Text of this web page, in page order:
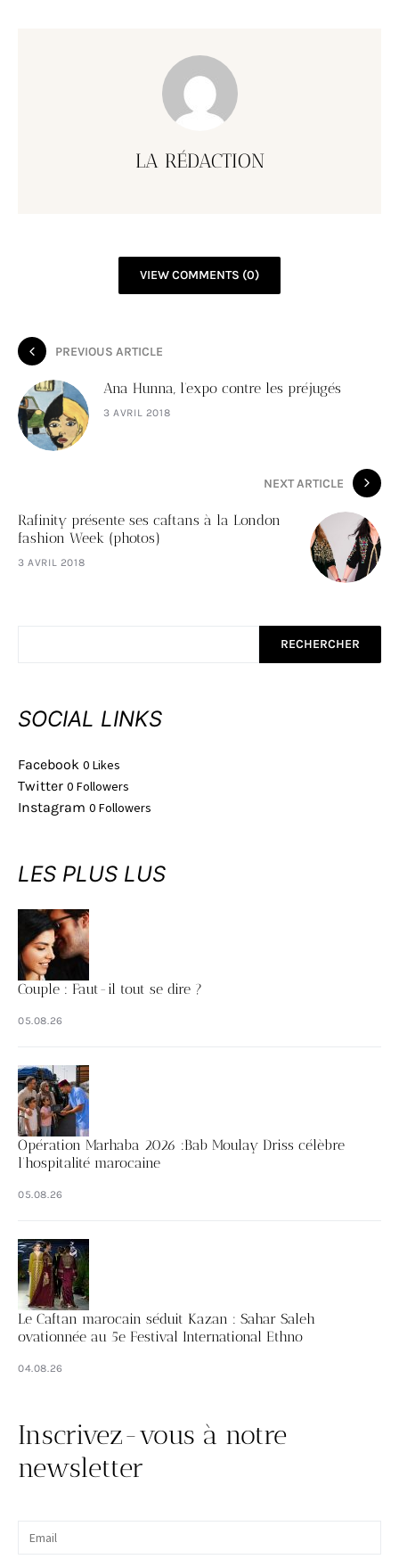
LA RÉDACTION
VIEW COMMENTS (0)
PREVIOUS ARTICLE
Ana Hunna, l’expo contre les préjugés
3 AVRIL 2018
NEXT ARTICLE
Rafinity présente ses caftans à la London
fashion Week (photos)
3 AVRIL 2018
RECHERCHER
SOCIAL LINKS
Facebook 0 Likes
Twitter 0 Followers
Instagram 0 Followers
LES PLUS LUS
Couple : Faut-il tout se dire ?
05.08.26
Opération Marhaba 2026 :Bab Moulay Driss célèbre
l’hospitalité marocaine
05.08.26
Le Caftan marocain séduit Kazan : Sahar Saleh
ovationnée au 5e Festival International Ethno
04.08.26
Inscrivez-vous à notre
newsletter